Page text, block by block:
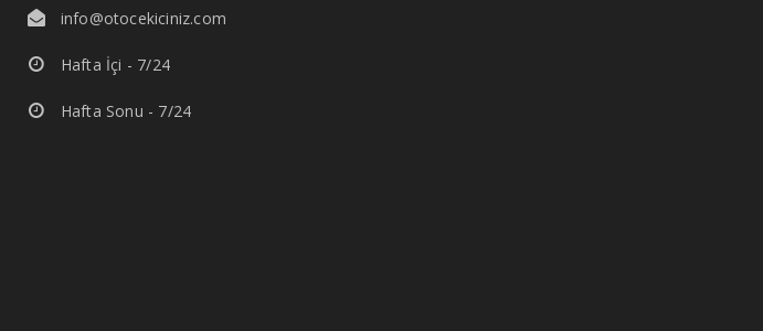
info@otocekiciniz.com
Hafta İçi - 7/24
Hafta Sonu - 7/24